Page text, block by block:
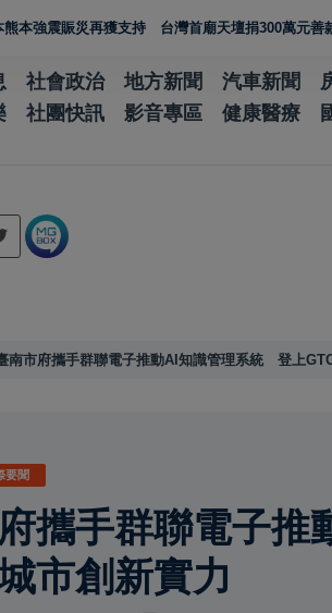
災再獲支持 台灣首廟天壇捐300萬元善款協助災後
社會政治 地方新聞 汽車新聞
社團快訊 影音專區 健康醫療
南市府攜手群聯電子推動AI知識管理系統 登上
要聞
攜手群聯電子
市創新實力